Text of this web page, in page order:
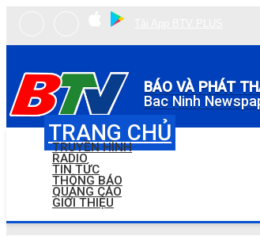
BÁO VÀ PHÁT
Bac Ninh
TRANG CHỦ
TRUYỀN HÌNH
RADIO
TIN TỨC
THÔNG BÁO
QUẢNG CÁO
GIỚI THIỆU